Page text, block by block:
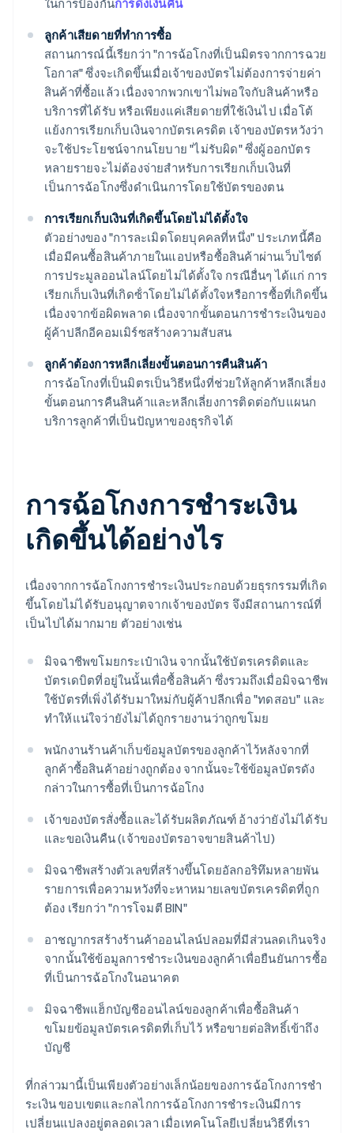
ในการป้องกันการดึงเงินคืน
ลูกค้าเสียดายที่ทำการซื้อ
สถานการณ์นี้เรียกว่า "การฉ้อโกงที่เป็นมิตรจากการฉวย
โอกาส" ซึ่งจะเกิดขึ้นเมื่อเจ้าของบัตรไม่ต้องการจ่ายค่า
สินค้าที่ซื้อแล้ว เนื่องจากพวกเขาไม่พอใจกับสินค้าหรือ
บริการที่ได้รับ หรือเพียงแค่เสียดายที่ใช้เงินไป เมื่อโต้
แย้งการเรียกเก็บเงินจากบัตรเครดิต เจ้าของบัตรหวังว่า
จะใช้ประโยชน์จากนโยบาย "ไม่รับผิด" ซึ่งผู้ออกบัตร
หลายรายจะไม่ต้องจ่ายสําหรับการเรียกเก็บเงินที่
เป็นการฉ้อโกงซึ่งดําเนินการโดยใช้บัตรของตน
การเรียกเก็บเงินที่เกิดขึ้นโดยไม่ได้ตั้งใจ
ตัวอย่างของ "การละเมิดโดยบุคคลที่หนึ่ง" ประเภทนี้คือ
เมื่อมีคนซื้อสินค้าภายในแอปหรือซื้อสินค้าผ่านเว็บไซต์
การประมูลออนไลน์โดยไม่ได้ตั้งใจ กรณีอื่นๆ ได้แก่ การ
เรียกเก็บเงินที่เกิดซ้ําโดยไม่ได้ตั้งใจหรือการซื้อที่เกิดขึ้น
เนื่องจากข้อผิดพลาด เนื่องจากขั้นตอนการชําระเงินของ
ผู้ค้าปลีกอีคอมเมิร์ซสร้างความสับสน
ลูกค้าต้องการหลีกเลี่ยงขั้นตอนการคืนสินค้า
การฉ้อโกงที่เป็นมิตรเป็นวิธีหนึ่งที่ช่วยให้ลูกค้าหลีกเลี่ยง
ขั้นตอนการคืนสินค้าและหลีกเลี่ยงการติดต่อกับแผนก
บริการลูกค้าที่เป็นปัญหาของธุรกิจได้
การฉ้อโกงการชําระเงิน
เกิดขึ้นได้อย่างไร
เนื่องจากการฉ้อโกงการชําระเงินประกอบด้วยธุรกรรมที่เกิด
ขึ้นโดยไม่ได้รับอนุญาตจากเจ้าของบัตร จึงมีสถานการณ์ที่
เป็นไปได้มากมาย ตัวอย่างเช่น
มิจฉาชีพขโมยกระเป๋าเงิน จากนั้นใช้บัตรเครดิตและ
บัตรเดบิตที่อยู่ในนั้นเพื่อซื้อสินค้า ซึ่งรวมถึงเมื่อมิจฉาชีพ
ใช้บัตรที่เพิ่งได้รับมาใหม่กับผู้ค้าปลีกเพื่อ "ทดสอบ" และ
ทำให้แน่ใจว่ายังไม่ได้ถูกรายงานว่าถูกขโมย
พนักงานร้านค้าเก็บข้อมูลบัตรของลูกค้าไว้หลังจากที่
ลูกค้าซื้อสินค้าอย่างถูกต้อง จากนั้นจะใช้ข้อมูลบัตรดัง
กล่าวในการซื้อที่เป็นการฉ้อโกง
เจ้าของบัตรสั่งซื้อและได้รับผลิตภัณฑ์ อ้างว่ายังไม่ได้รับ
และขอเงินคืน (เจ้าของบัตรอาจขายสินค้าไป)
มิจฉาชีพสร้างตัวเลขที่สร้างขึ้นโดยอัลกอริทึมหลายพัน
รายการเพื่อความหวังที่จะหาหมายเลขบัตรเครดิตที่ถูก
ต้อง เรียกว่า "การโจมตี BIN"
อาชญากรสร้างร้านค้าออนไลน์ปลอมที่มีส่วนลดเกินจริง
จากนั้นใช้ข้อมูลการชําระเงินของลูกค้าเพื่อยืนยันการซื้อ
ที่เป็นการฉ้อโกงในอนาคต
มิจฉาชีพแฮ็กบัญชีออนไลน์ของลูกค้าเพื่อซื้อสินค้า
ขโมยข้อมูลบัตรเครดิตที่เก็บไว้ หรือขายต่อสิทธิ์เข้าถึง
บัญชี
ที่กล่าวมานี้เป็นเพียงตัวอย่างเล็กน้อยของการฉ้อโกงการชํา
ระเงิน ขอบเขตและกลไกการฉ้อโกงการชําระเงินมีการ
เปลี่ยนแปลงอยู่ตลอดเวลา เมื่อเทคโนโลยีเปลี่ยนวิธีที่เรา